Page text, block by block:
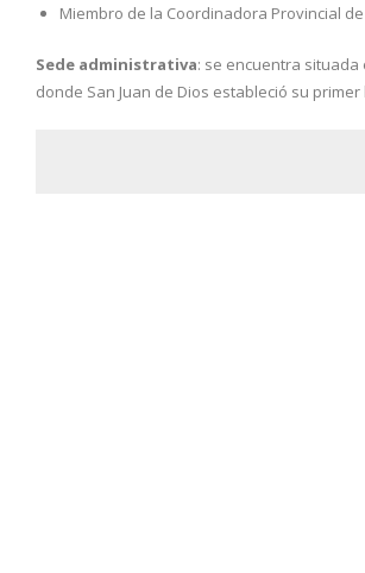
Miembro de la Coordinadora Provincial
Sede administrativa: se encuentra
donde San Juan de Dios estableció su